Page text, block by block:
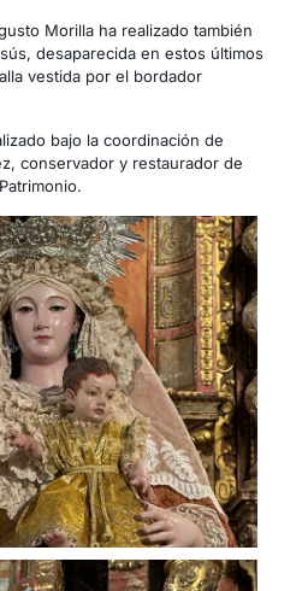
Morilla ha realizado también
desaparecida en estos últimos
vestida por el bordador
bajo la coordinación de
conservador y restaurador de